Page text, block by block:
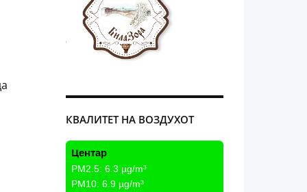
КВАЛИТЕТ НА ВОЗДУХОТ
Центар
PM2.5: 6.3 µg/m³
PM10: 6.9 µg/m³